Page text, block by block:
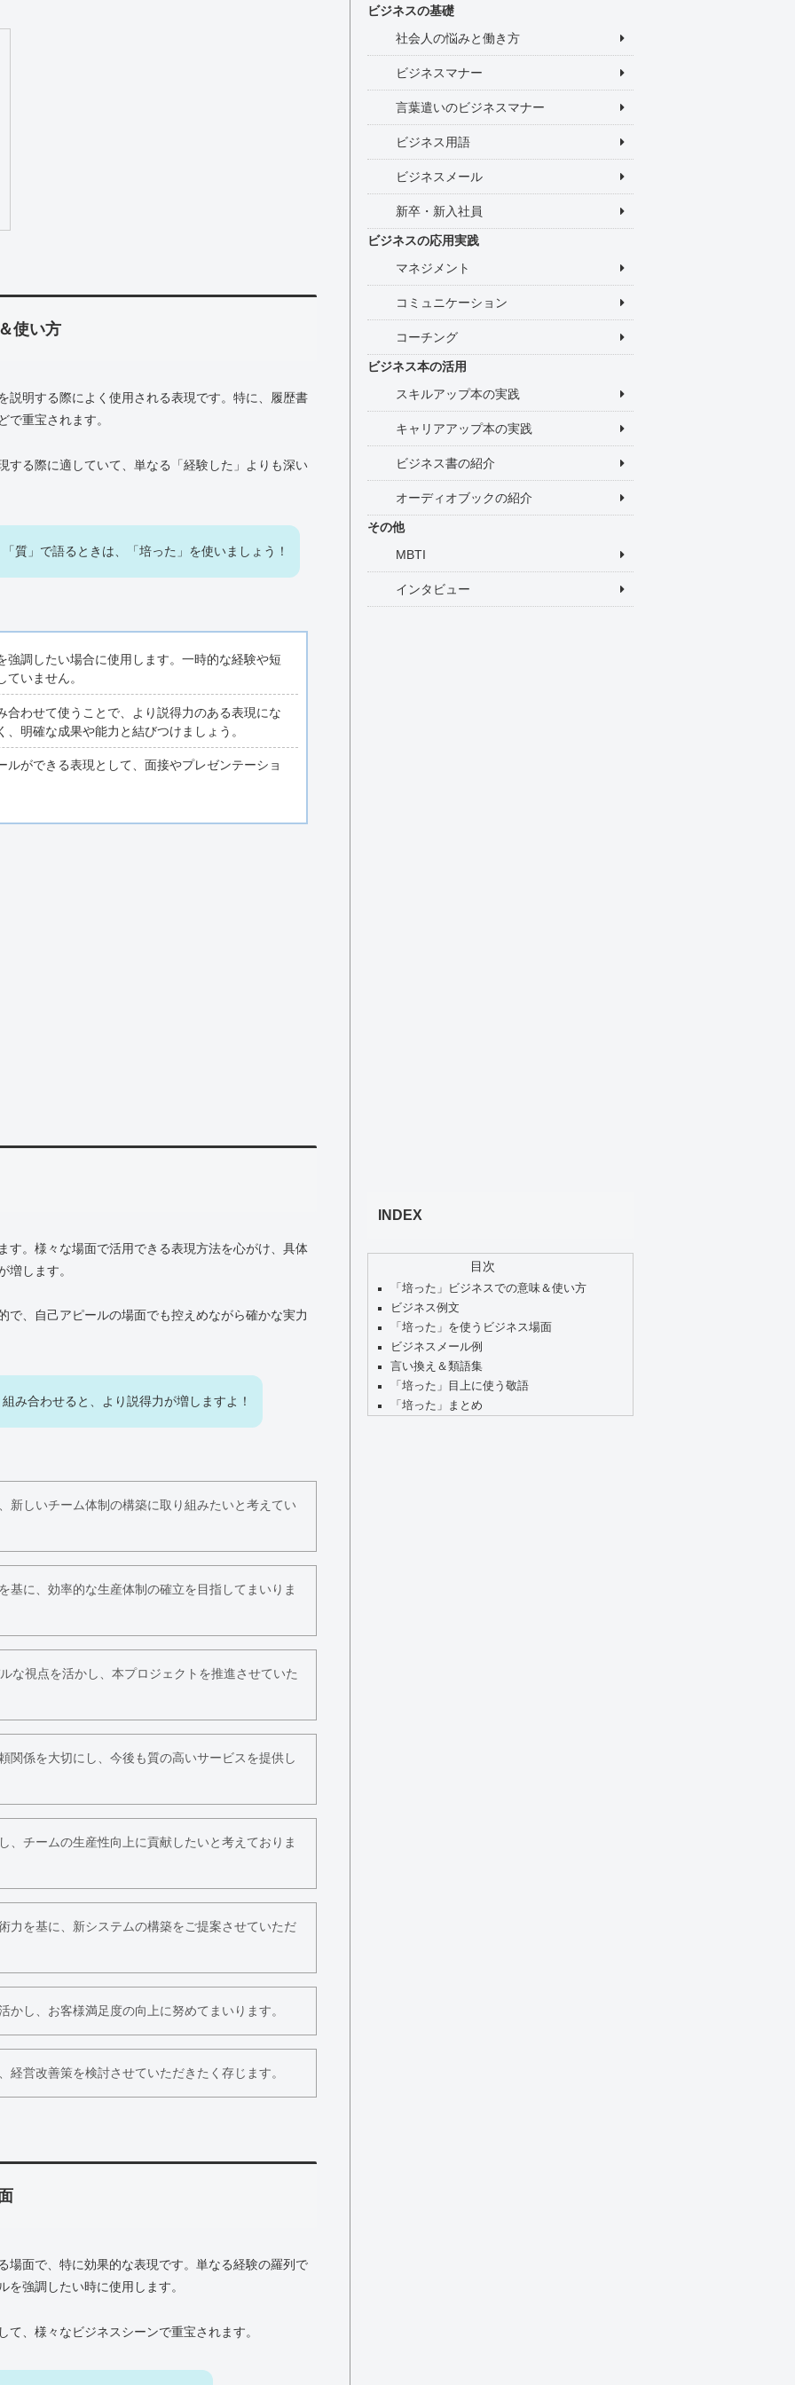
使い方
説明する際によく使用される表現です。特に、履歴書
で重宝されます。
する際に適していて、単なる「経験した」よりも深い
質」で語るときは、「培った」を使いましょう！
強調したい場合に使用します。一時的な経験や短
いません。
合わせて使うことで、より説得力のある表現にな
明確な成果や能力と結びつけましょう。
ルができる表現として、面接やプレゼンテーショ
す。様々な場面で活用できる表現方法を心がけ、具体
増します。
で、自己アピールの場面でも控えめながら確かな実力
み合わせると、より説得力が増しますよ！
新しいチーム体制の構築に取り組みたいと考えてい
基に、効率的な生産体制の確立を目指してまいりま
な視点を活かし、本プロジェクトを推進させていた
関係を大切にし、今後も質の高いサービスを提供し
、チームの生産性向上に貢献したいと考えておりま
力を基に、新システムの構築をご提案させていただ
かし、お客様満足度の向上に努めてまいります。
経営改善策を検討させていただきたく存じます。
場面で、特に効果的な表現です。単なる経験の羅列で
強調したい時に使用します。
、様々なビジネスシーンで重宝されます。
ビジネスの基礎
社会人の悩みと働き方
ビジネスマナー
言葉遣いのビジネスマナー
ビジネス用語
ビジネスメール
新卒・新入社員
ビジネスの応用実践
マネジメント
コミュニケーション
コーチング
ビジネス本の活用
スキルアップ本の実践
キャリアアップ本の実践
ビジネス書の紹介
オーディオブックの紹介
その他
MBTI
インタビュー
INDEX
目次
「培った」ビジネスでの意味＆使い方
ビジネス例文
「培った」を使うビジネス場面
ビジネスメール例
言い換え＆類語集
「培った」目上に使う敬語
「培った」まとめ